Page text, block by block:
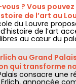
? Vous
de l’art au
du Louvre
de l’art
au cœur du
de septembre
gratuites sont
par le musée.
sur l'histoire
au Grand
qui transforme
- nos photos
consacre une
annoncée